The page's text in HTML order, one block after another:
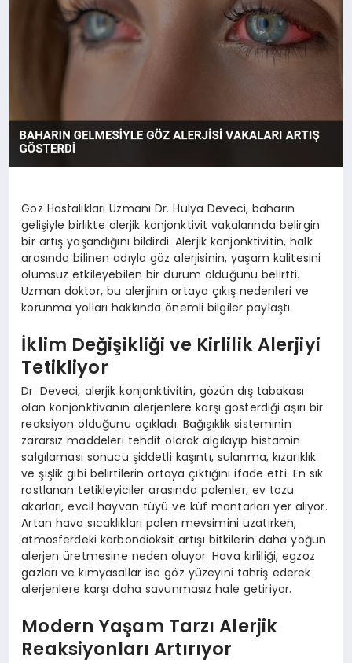
SAĞLIK
TEKNOLOJI
Göz Hastalıkları Uzmanı Dr. Hülya Deveci, baharın
gelişiyle birlikte alerjik konjonktivit vakalarında belirgin
bir artış yaşandığını bildirdi. Alerjik konjonktivitin, halk
arasında bilinen adıyla göz alerjisinin, yaşam kalitesini
olumsuz etkileyebilen bir durum olduğunu belirtti.
Uzman doktor, bu alerjinin ortaya çıkış nedenleri ve
korunma yolları hakkında önemli bilgiler paylaştı.
İklim Değişikliği ve Kirlilik Alerjiyi
Tetikliyor
Dr. Deveci, alerjik konjonktivitin, gözün dış tabakası
olan konjonktivanın alerjenlere karşı gösterdiği aşırı bir
reaksiyon olduğunu açıkladı. Bağışıklık sisteminin
zararsız maddeleri tehdit olarak algılayıp histamin
salgılaması sonucu şiddetli kaşıntı, sulanma, kızarıklık
ve şişlik gibi belirtilerin ortaya çıktığını ifade etti. En sık
rastlanan tetikleyiciler arasında polenler, ev tozu
akarları, evcil hayvan tüyü ve küf mantarları yer alıyor.
Artan hava sıcaklıkları polen mevsimini uzatırken,
atmosferdeki karbondioksit artışı bitkilerin daha yoğun
alerjen üretmesine neden oluyor. Hava kirliliği, egzoz
gazları ve kimyasallar ise göz yüzeyini tahriş ederek
alerjenlere karşı daha savunmasız hale getiriyor.
Modern Yaşam Tarzı Alerjik
Reaksiyonları Artırıyor